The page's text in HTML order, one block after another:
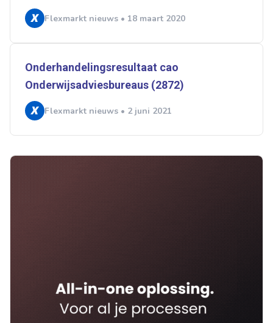
Flexmarkt nieuws • 18 maart 2020
Onderhandelingsresultaat cao
Onderwijsadviesbureaus (2872)
Flexmarkt nieuws • 2 juni 2021